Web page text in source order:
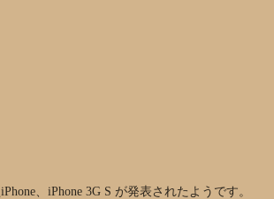
、iPhone 3G S が発表されたようです。